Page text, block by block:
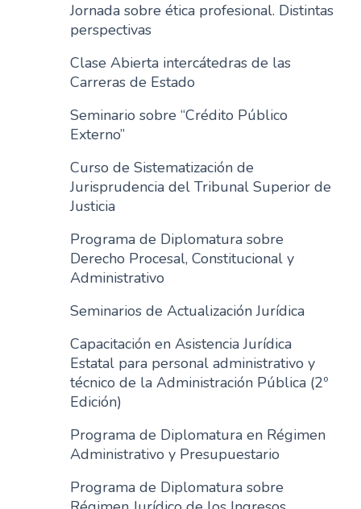
Jornada sobre ética profesional. Distintas
perspectivas
Clase Abierta intercátedras de las
Carreras de Estado
Seminario sobre “Crédito Público
Externo”
Curso de Sistematización de
Jurisprudencia del Tribunal Superior de
Justicia
Programa de Diplomatura sobre
Derecho Procesal, Constitucional y
Administrativo
Seminarios de Actualización Jurídica
Capacitación en Asistencia Jurídica
Estatal para personal administrativo y
técnico de la Administración Pública (2º
Edición)
Programa de Diplomatura en Régimen
Administrativo y Presupuestario
Programa de Diplomatura sobre